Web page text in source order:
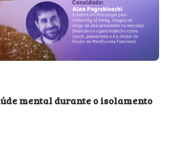
mental durante o isolamento